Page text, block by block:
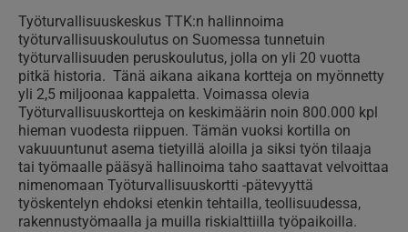
Työturvallisuuskeskus TTK:n hallinnoima
työturvallisuuskoulutus on Suomessa tunnetuin
työturvallisuuden peruskoulutus, jolla on yli 20 vuotta
pitkä historia. Tänä aikana aikana kortteja on myönnetty
yli 2,5 miljoonaa kappaletta. Voimassa olevia
Työturvallisuuskortteja on keskimäärin noin 800.000 kpl
hieman vuodesta riippuen. Tämän vuoksi kortilla on
vakuuuntunut asema tietyillä aloilla ja siksi työn tilaaja
tai työmaalle pääsyä hallinoima taho saattavat velvoittaa
nimenomaan Työturvallisuuskortti -pätevyyttä
työskentelyn ehdoksi etenkin tehtailla, teollisuudessa,
rakennustyömaalla ja muilla riskialttiilla työpaikoilla.